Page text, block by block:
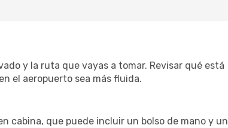
y la ruta que vayas a tomar. Revisar qué está
el aeropuerto sea más fluida.
cabina, que puede incluir un bolso de mano y un